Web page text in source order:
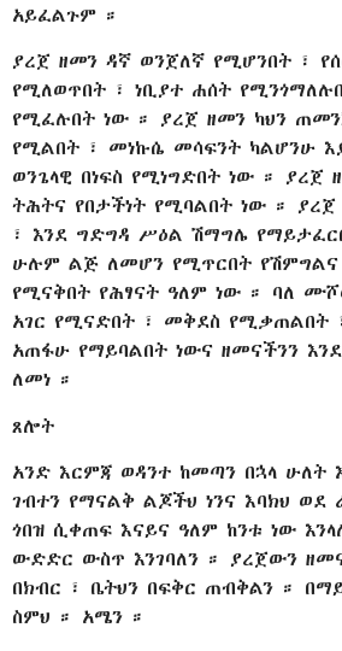
አይፈልጉም ።
ያረጀ ዘመን ዳኛ ወንጀለኛ የሚሆንበት ፣
የሚለወጥበት ፣ ነቢያተ ሐሰት
የሚፈሉበት ነው ። ያረጀ ዘመን ካህን
የሚልበት ፣ መነኩሴ መሳፍንት ካልሆንሁ
ወንጌላዊ በነፍስ የሚነግድበት ነው ። ያረጀ
ትሕትና የበታችነት የሚባልበት ነው ። ያረጀ
፣ እንደ ግድግዳ ሥዕል ሽማግሌ
ሁሉም ልጅ ለመሆን የሚጥርበት የሽምግልና
የሚናቅበት የሕፃናት ዓለም ነው ። ባለ
አገር የሚናድበት ፣ መቅደስ የሚቃጠልበት
አጠፋሁ የማይባልበት ነውና ዘመናችንን
ለመነ ።
ጸሎት
አንድ እርምጃ ወዳንተ ከመጣን በኋላ ሁለት
ገብተን የማናልቅ ልጆችህ ነንና እባክህ
ጎበዝ ሲቀጠፍ እናይና ዓለም ከንቱ ነው
ውድድር ውስጥ እንገባለን ። ያረጀውን
በክብር ፣ ቤትህን በፍቅር ጠብቅልን ።
ስምህ ። አሜን ።